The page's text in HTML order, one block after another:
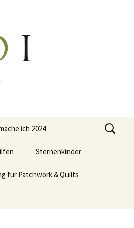
ich 2024
Sternenkinder
für Patchwork & Quilts
Suchen
nach: